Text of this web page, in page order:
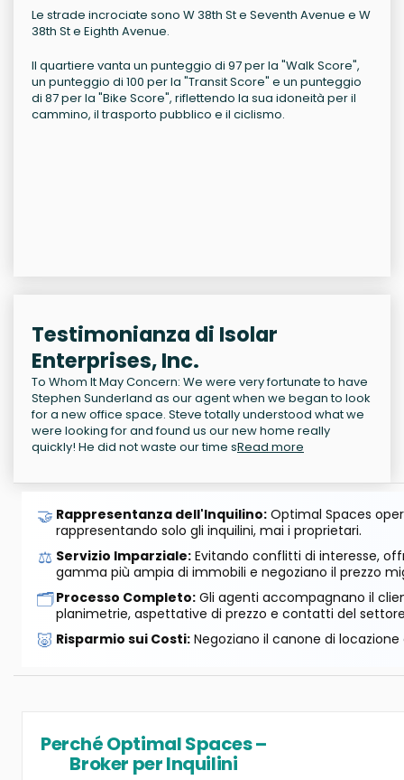
Le strade incrociate sono W 38th St e Seventh Avenue e W
38th St e Eighth Avenue.
Il quartiere vanta un punteggio di 97 per la "Walk Score",
un punteggio di 100 per la "Transit Score" e un punteggio
di 87 per la "Bike Score", riflettendo la sua idoneità per il
cammino, il trasporto pubblico e il ciclismo.
Testimonianza di Isolar
Enterprises, Inc.
To Whom It May Concern: We were very fortunate to have
Stephen Sunderland as our agent when we began to look
for a new office space. Steve totally understood what we
were looking for and found us our new home really
quickly! He did not waste our time sRead more
🤝 Rappresentanza dell'Inquilino: Optimal Spaces
rappresentando solo gli inquilini, mai i proprietari.
⚖️ Servizio Imparziale: Evitando conflitti di interesse,
gamma più ampia di immobili e negoziano il prezzo
🗂️Processo Completo: Gli agenti accompagnano il
planimetrie, aspettative di prezzo e contatti del
🐷 Risparmio sui Costi: Negoziano il canone di
Perché Optimal Spaces –
Broker per Inquilini